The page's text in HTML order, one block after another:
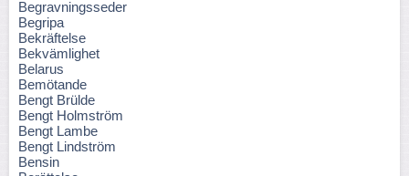
Begravningsseder
Begripa
Bekräftelse
Bekvämlighet
Belarus
Bemötande
Bengt Brülde
Bengt Holmström
Bengt Lambe
Bengt Lindström
Bensin